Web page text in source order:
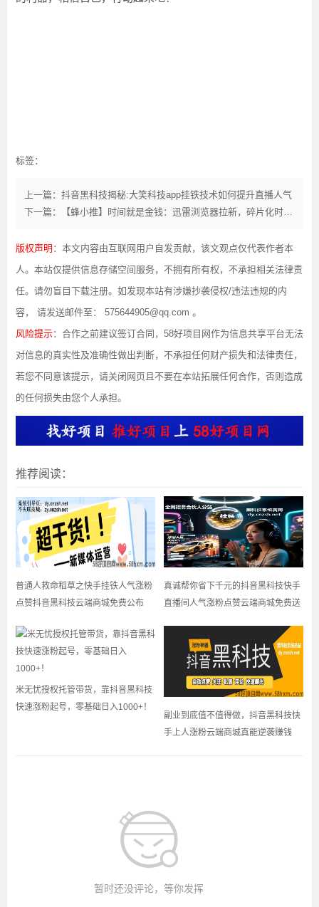
标签：
上一篇：抖音黑科技揭秘:大笑科技app挂铁技术如何提升直播人气
下一篇：【蜂小推】时间就是金钱：迅雷浏览器拉新，碎片化时间变现
版权声明 ：本文内容由互联网用户自发贡献，该文观点仅代表作者本
人。本站仅提供信息存储空间服务，不拥有所有权，不承担相关法律责
任。请勿盲目下载注册。如发现本站有涉嫌抄袭侵权/违法违规的内
容， 请发送邮件至： 575644905@qq.com 。
风险提示：合作之前建议签订合同，58好项目网作为信息共享平台无法
对信息的真实性及准确性做出判断，不承担任何财产损失和法律责任，
若您不同意该提示，请关闭网页且不要在本站拓展任何合作，否则造成
的任何损失由您个人承担。
推荐阅读：
普通人救命稻草之快手挂铁人气涨粉
点赞抖音黑科技云端商城免费公布
真诚帮你省下千元的抖音黑科技快手
直播间人气涨粉点赞云端商城免费送
米无忧授权托管带货，靠抖音黑科技
快速涨粉起号，零基础日入1000+！
副业到底值不值得做，抖音黑科技快
手上人涨粉云端商城真能逆袭赚钱
暂时还没评论，等你发挥